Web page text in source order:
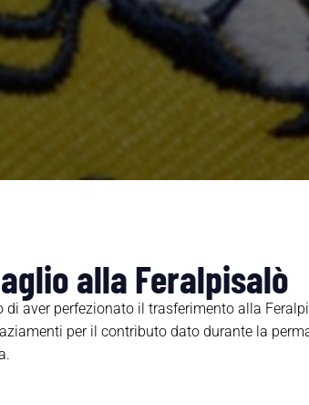
alla Feralpisalò
di aver perfezionato il trasferimento alla
per il contributo dato durante la